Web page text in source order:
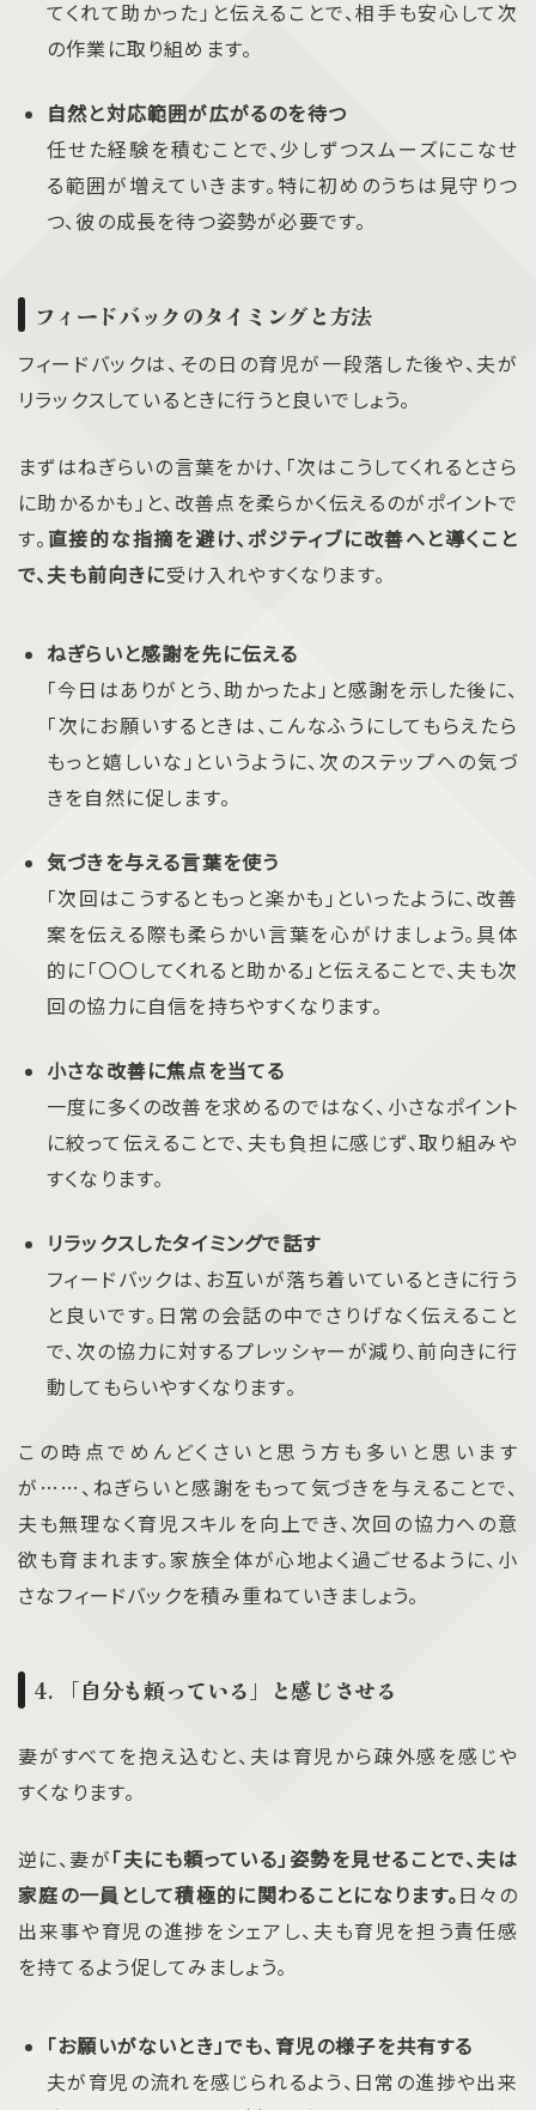
てくれて助かった」と伝えることで、相手も安心して次
の作業に取り組めます。
自然と対応範囲が広がるのを待つ
任せた経験を積むことで、少しずつスムーズにこなせ
る範囲が増えていきます。特に初めのうちは見守りつ
つ、彼の成長を待つ姿勢が必要です。
フィードバックのタイミングと方法
フィードバックは、その日の育児が一段落した後や、夫が
リラックスしているときに行うと良いでしょう。
まずはねぎらいの言葉をかけ、「次はこうしてくれるとさら
に助かるかも」と、改善点を柔らかく伝えるのがポイントで
す。 直接的な指摘を避け、ポジティブに改善へと導くこと
で、夫も前向きに受け入れやすくなります。
ねぎらいと感謝を先に伝える
「今日はありがとう、助かったよ」と感謝を示した後に、
「次にお願いするときは、こんなふうにしてもらえたら
もっと嬉しいな」というように、次のステップへの気づ
きを自然に促します。
気づきを与える言葉を使う
「次回はこうするともっと楽かも」といったように、改善
案を伝える際も柔らかい言葉を心がけましょう。具体
的に「〇〇してくれると助かる」と伝えることで、夫も次
回の協力に自信を持ちやすくなります。
小さな改善に焦点を当てる
一度に多くの改善を求めるのではなく、小さなポイント
に絞って伝えることで、夫も負担に感じず、取り組みや
すくなります。
リラックスしたタイミングで話す
フィードバックは、お互いが落ち着いているときに行う
と良いです。日常の会話の中でさりげなく伝えること
で、次の協力に対するプレッシャーが減り、前向きに行
動してもらいやすくなります。
この時点でめんどくさいと思う方も多いと思います
が……、ねぎらいと感謝をもって気づきを与えることで、
夫も無理なく育児スキルを向上でき、次回の協力への意
欲も育まれます。家族全体が心地よく過ごせるように、小
さなフィードバックを積み重ねていきましょう。
4. 「自分も頼っている」と感じさせる
妻がすべてを抱え込むと、夫は育児から疎外感を感じや
すくなります。
逆に、妻が「夫にも頼っている」姿勢を見せることで、夫は
家庭の一員として積極的に関わることになります。日々の
出来事や育児の進捗をシェアし、夫も育児を担う責任感
を持てるよう促してみましょう。
「お願いがないとき」でも、育児の様子を共有する
夫が育児の流れを感じられるよう、日常の進捗や出来